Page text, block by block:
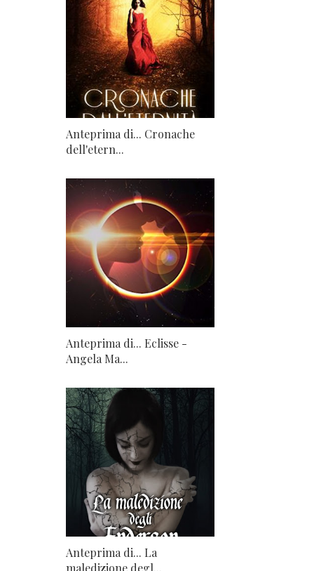
Anteprima di... Cronache
dell'etern...
Anteprima di... Eclisse -
Angela Ma...
Anteprima di... La
maledizione degl...